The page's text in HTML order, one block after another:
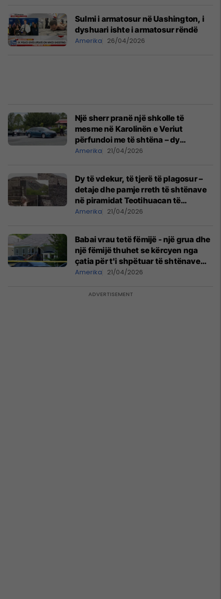
Sulmi i armatosur në Uashington, i
dyshuari ishte i armatosur rëndë
Amerika 26/04/2026
Një sherr pranë një shkolle të
mesme në Karolinën e Veriut
përfundoi me të shtëna – dy
adoleshentë të vrarë dhe pesë të
Amerika 21/04/2026
Dy të vdekur, të tjerë të plagosur –
detaje dhe pamje rreth të shtënave
në piramidat Teotihuacan të
Meksikës
Amerika 21/04/2026
Babai vrau tetë fëmijë - një grua dhe
një fëmijë thuhet se kërcyen nga
çatia për t'i shpëtuar të shtënave
vdekjeprurëse në Luiziana
Amerika 21/04/2026